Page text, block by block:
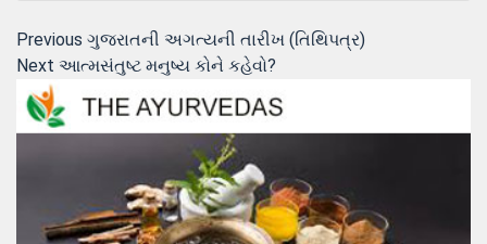
Post
navigation
Previous Previous
post:
ગુજરાતની અગત્યની તારીખ (તિથિપત્ર)
Next Next
આત્મસંતુષ્ટ મનુષ્ય કોને કહેવો?